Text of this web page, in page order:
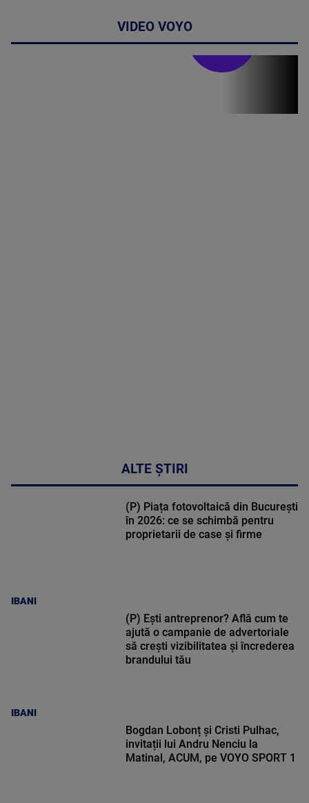
VIDEO VOYO
ALTE ȘTIRI
IBANI
(P) Piața fotovoltaică din București
în 2026: ce se schimbă pentru
proprietarii de case și firme
IBANI
(P) Ești antreprenor? Află cum te
ajută o campanie de advertoriale
să crești vizibilitatea și încrederea
brandului tău
Bogdan Lobonț și Cristi Pulhac,
invitații lui Andru Nenciu la
Matinal, ACUM, pe VOYO SPORT 1